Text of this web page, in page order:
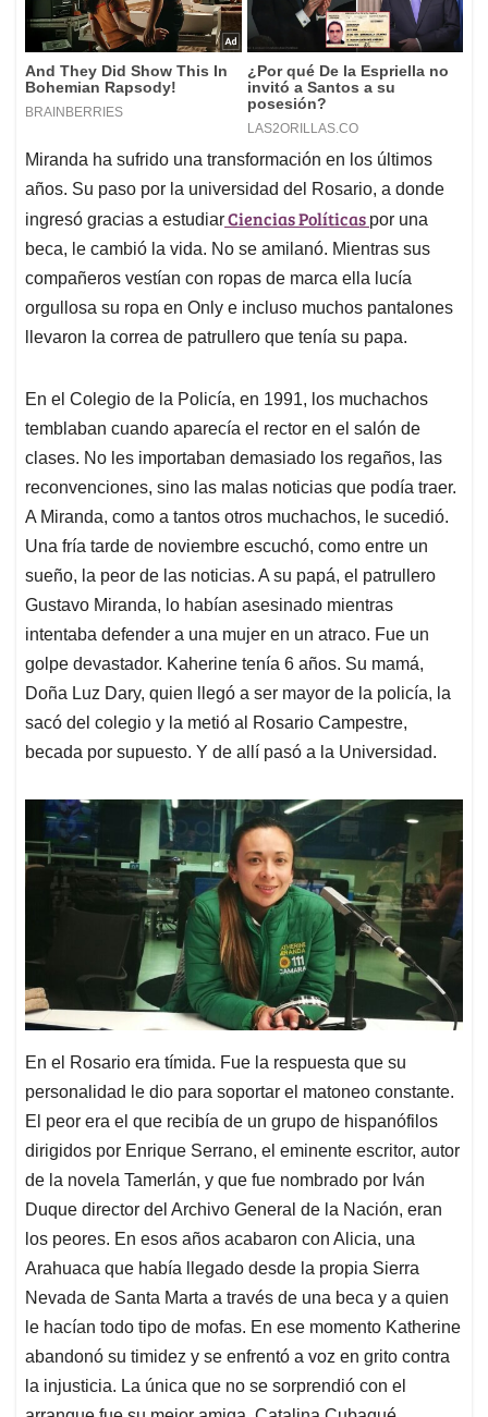
Miranda ha sufrido una transformación en los últimos
años. Su paso por la universidad del Rosario, a donde
ingresó gracias a estudiarCiencias Políticas por una
beca, le cambió la vida. No se amilanó. Mientras sus
compañeros vestían con ropas de marca ella lucía
orgullosa su ropa en Only e incluso muchos pantalones
llevaron la correa de patrullero que tenía su papa.
En el Colegio de la Policía, en 1991, los muchachos
temblaban cuando aparecía el rector en el salón de
clases. No les importaban demasiado los regaños, las
reconvenciones, sino las malas noticias que podía traer.
A Miranda, como a tantos otros muchachos, le sucedió.
Una fría tarde de noviembre escuchó, como entre un
sueño, la peor de las noticias. A su papá, el patrullero
Gustavo Miranda, lo habían asesinado mientras
intentaba defender a una mujer en un atraco. Fue un
golpe devastador. Kaherine tenía 6 años. Su mamá,
Doña Luz Dary, quien llegó a ser mayor de la policía, la
sacó del colegio y la metió al Rosario Campestre,
becada por supuesto. Y de allí pasó a la Universidad.
En el Rosario era tímida. Fue la respuesta que su
personalidad le dio para soportar el matoneo constante.
El peor era el que recibía de un grupo de hispanófilos
dirigidos por Enrique Serrano, el eminente escritor, autor
de la novela Tamerlán, y que fue nombrado por Iván
Duque director del Archivo General de la Nación, eran
los peores. En esos años acabaron con Alicia, una
Arahuaca que había llegado desde la propia Sierra
Nevada de Santa Marta a través de una beca y a quien
le hacían todo tipo de mofas. En ese momento Katherine
abandonó su timidez y se enfrentó a voz en grito contra
la injusticia. La única que no se sorprendió con el